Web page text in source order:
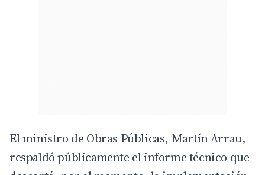
El ministro de Obras Públicas, Martín Arrau,
respaldó públicamente el informe técnico que